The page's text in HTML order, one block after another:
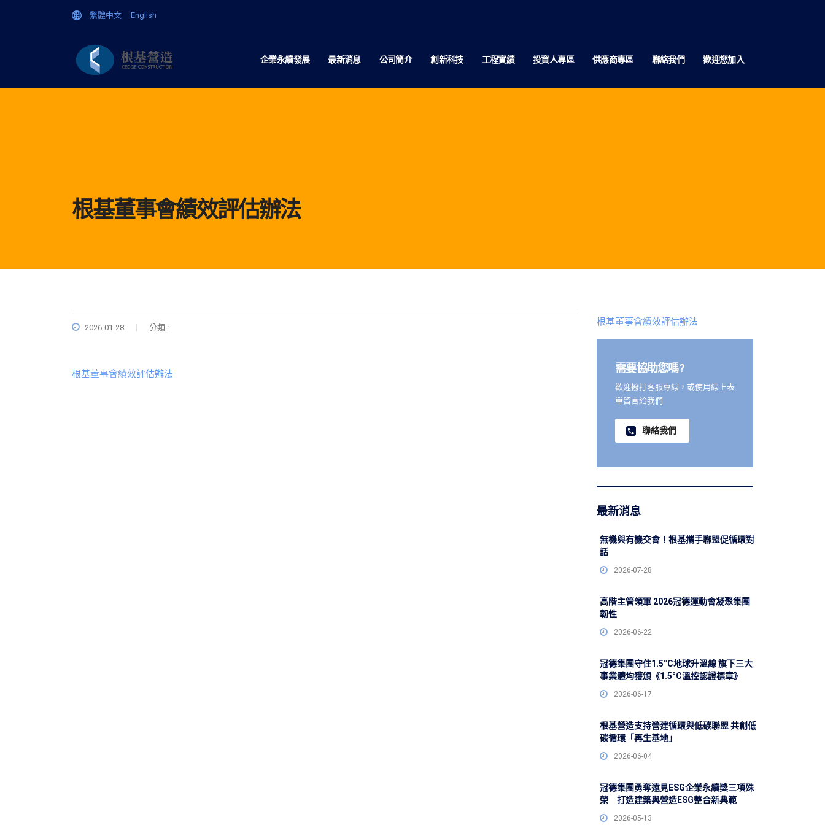
繁體中文 English
企業永續發展 最新消息 公司簡介 創新科技 工程實績 投資人專區 供應商專區 聯絡我們 歡迎您加入
根基董事會績效評估辦法
2026-01-28 分類 :
根基董事會績效評估辦法
根基董事會績效評估辦法
需要協助您嗎?
歡迎撥打客服專線，或使用線上表
單留言給我們
聯絡我們
最新消息
無機與有機交會！根基攜手聯盟促循環對
話
2026-07-28
高階主管領軍 2026冠德運動會凝聚集團
韌性
2026-06-22
冠德集團守住1.5°C地球升溫線 旗下三大
事業體均獲頒《1.5°C溫控認證標章》
2026-06-17
根基營造支持營建循環與低碳聯盟 共創低
碳循環「再生基地」
2026-06-04
冠德集團勇奪遠見ESG企業永續獎三項殊
榮 打造建築與營造ESG整合新典範
2026-05-13